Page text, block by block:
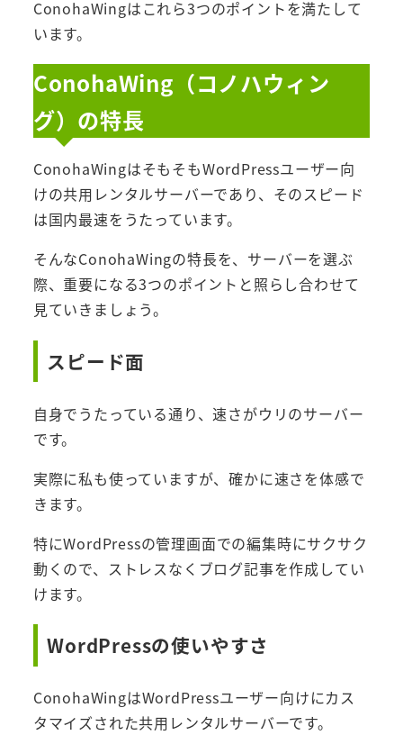
ConohaWingはこれら3つのポイントを満たして
います。
ConohaWing（コノハウィン
グ）の特長
ConohaWingはそもそもWordPressユーザー向
けの共用レンタルサーバーであり、そのスピード
は国内最速をうたっています。
そんなConohaWingの特長を、サーバーを選ぶ
際、重要になる3つのポイントと照らし合わせて
見ていきましょう。
スピード面
自身でうたっている通り、速さがウリのサーバー
です。
実際に私も使っていますが、確かに速さを体感で
きます。
特にWordPressの管理画面での編集時にサクサク
動くので、ストレスなくブログ記事を作成してい
けます。
WordPressの使いやすさ
ConohaWingはWordPressユーザー向けにカス
タマイズされた共用レンタルサーバーです。